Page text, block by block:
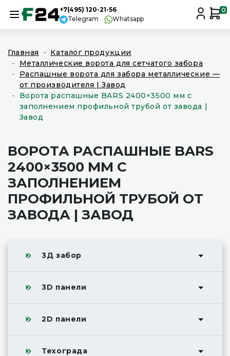
+7(495) 120-21-56
Telegram
Whatsapp
0
Главная
Каталог продукции
Металлические ворота для сетчатого забора
Распашные ворота для забора металлические —
от производителя | Завод
Ворота распашные BARS 2400×3500 мм с
заполнением профильной трубой от завода |
Завод
ВОРОТА РАСПАШНЫЕ BARS
2400×3500 ММ С
ЗАПОЛНЕНИЕМ
ПРОФИЛЬНОЙ ТРУБОЙ ОТ
ЗАВОДА | ЗАВОД
3Д забор
3D панели
2D панели
Техограда